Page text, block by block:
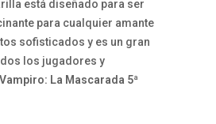
está diseñado para ser
para cualquier amante
sofisticados y es un gran
los jugadores y
Vampiro: La Mascarada 5ª